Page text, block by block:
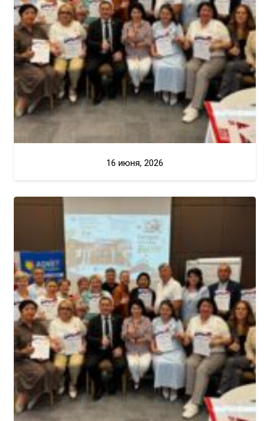
16 июня, 2026